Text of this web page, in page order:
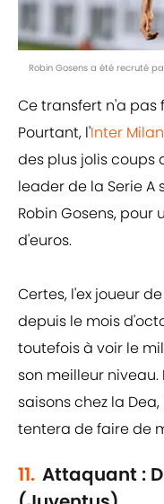
Robin Gosens a été recruté
Ce transfert n'a
Pourtant, l'Inter Milan
des plus jolis coups
leader de la Serie A
Robin Gosens,
d'euros.
Certes, l'ex joueur
depuis le mois
toutefois à voir le
son meilleur
saisons chez la
tentera de faire de
11. Attaquant :